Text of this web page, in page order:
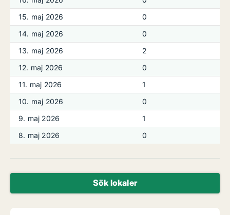
15. maj 2026
0
14. maj 2026
0
13. maj 2026
2
12. maj 2026
0
11. maj 2026
1
10. maj 2026
0
9. maj 2026
1
8. maj 2026
0
Sök lokaler